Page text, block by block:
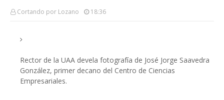
Cortando por Lozano 18:36
Rector de la UAA devela fotografía de José Jorge Saavedra
González, primer decano del Centro de Ciencias
Empresariales.